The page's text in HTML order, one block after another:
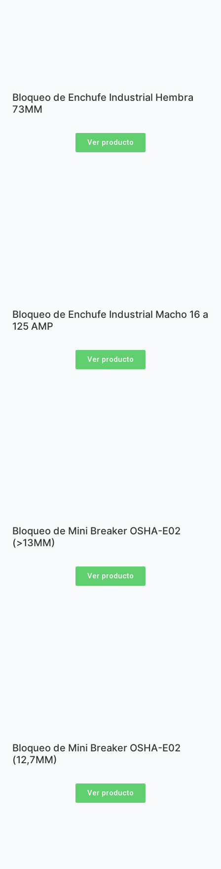
Bloqueo de Enchufe Industrial Hembra
73MM
Ver producto
Bloqueo de Enchufe Industrial Macho 16 a
125 AMP
Ver producto
Bloqueo de Mini Breaker OSHA-E02
(>13MM)
Ver producto
Bloqueo de Mini Breaker OSHA-E02
(12,7MM)
Ver producto